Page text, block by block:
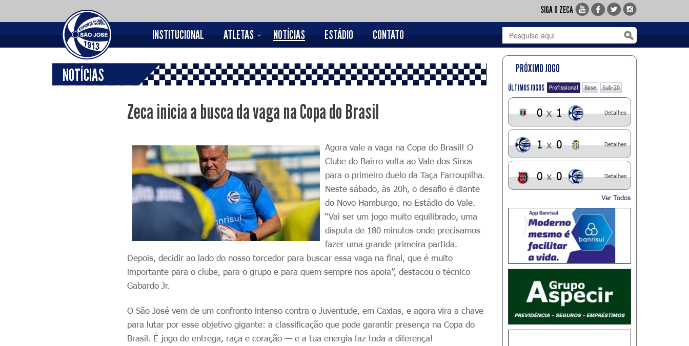
SIGA O ZECA
INSTITUCIONAL ATLETAS NOTÍCIAS ESTÁDIO CONTATO
NOTÍCIAS
Zeca inicia a busca da vaga na Copa do Brasil
Agora vale a vaga na Copa do Brasil! O
Clube do Bairro volta ao Vale dos Sinos
para o primeiro duelo da Taça Farroupilha.
Neste sábado, às 20h, o desafio é diante
do Novo Hamburgo, no Estádio do Vale.
“Vai ser um jogo muito equilibrado, uma
disputa de 180 minutos onde precisamos
fazer uma grande primeira partida.
Depois, decidir ao lado do nosso torcedor para buscar essa vaga na final, que é muito
importante para o clube, para o grupo e para quem sempre nos apoia”, destacou o técnico
Gabardo Jr.
O São José vem de um confronto intenso contra o Juventude, em Caxias, e agora vira a chave
para lutar por esse objetivo gigante: a classificação que pode garantir presença na Copa do
Brasil. É jogo de entrega, raça e coração — e a tua energia faz toda a diferença!
PRÓXIMO JOGO
ÚLTIMOS JOGOS Profissional Base Sub-20
0 x 1 Detalhes
1 x 0 Detalhes
0 x 0 Detalhes
Ver Todos